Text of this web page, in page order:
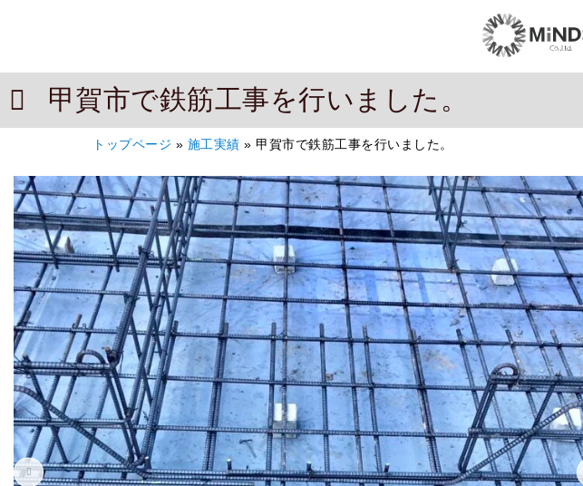
甲賀市で鉄筋工事を行いました。
トップページ » 施工実績 » 甲賀市で鉄筋工事を行いました。